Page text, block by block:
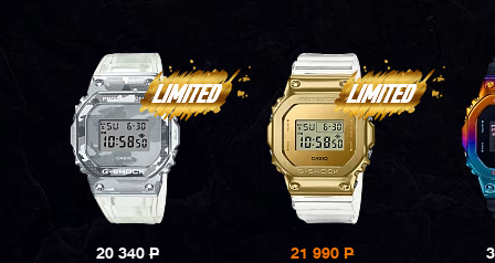
20 340P 21 990P